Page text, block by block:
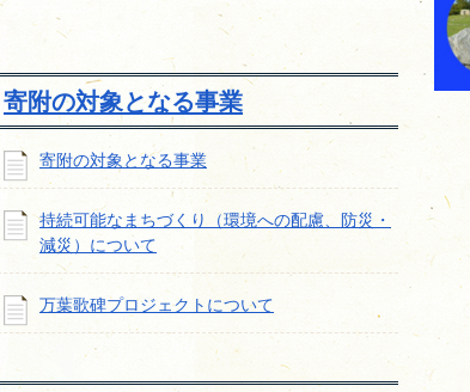
寄附の対象となる事業
寄附の対象となる事業
持続可能なまちづくり（環境への配慮、防災・
減災）について
万葉歌碑プロジェクトについて